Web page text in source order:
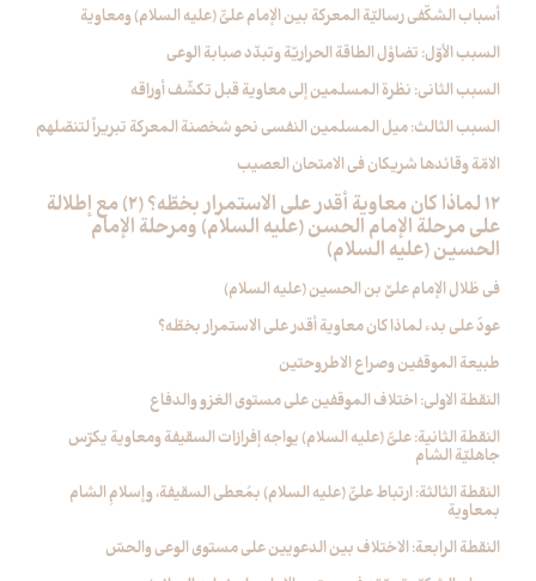
أسباب الشكّفي رساليّة المعركة بين الإمام عليٍّ (عليه السلام) ومعاوية
السبب الأوّل: تضاؤل الطاقة الحراريّة وتبدّد صبابة الوعي
السبب الثاني: نظرة المسلمين إلى معاوية قبل تكشّف أوراقه
السبب الثالث: ميل المسلمين النفسي نحو شخصنة المعركة تبريراً لتنصّلهم
الامّة وقائدها شريكان في الامتحان العصيب
12 لماذا كان معاوية أقدر على الاستمرار بخطّه؟ (2) مع إطلالة
على مرحلة الإمام الحسن (عليه السلام) ومرحلة الإمام
الحسين (عليه السلام)
في ظلال الإمام عليِّ بن الحسين (عليه السلام)
عودٌ على بدء لماذا كان معاوية أقدر على الاستمرار بخطّه؟
طبيعة الموقفين وصراع الاطروحتين
النقطة الاولى: اختلاف الموقفين على مستوى الغزو والدفاع
النقطة الثانية: عليٌّ (عليه السلام) يواجه إفرازات السقيفة ومعاوية يكرّس
جاهليّة الشام
النقطة الثالثة: ارتباط عليٍّ (عليه السلام) بمُعطى السقيفة، وإسلامِ الشام
بمعاوية
النقطة الرابعة: الاختلاف بين الدعويين على مستوى الوعي والحسّ